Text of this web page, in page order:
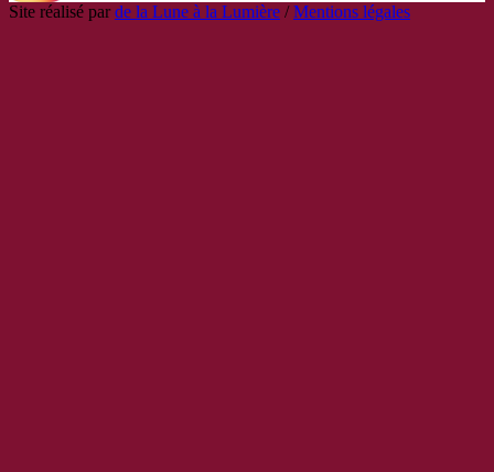
Site réalisé parde la Lune à la Lumière /Mentions légales